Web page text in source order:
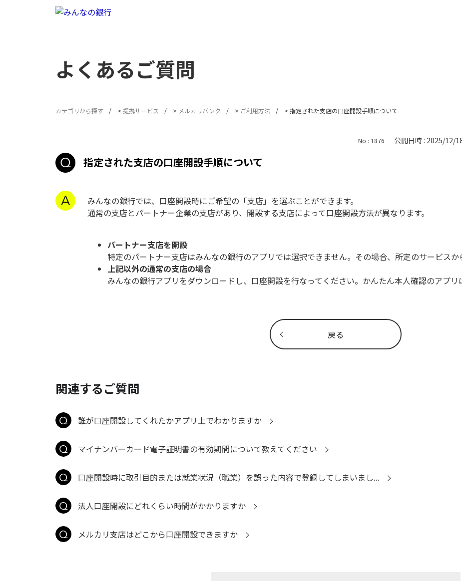
よくあるご質問
カテゴリから探す > 提携サービス > メルカリバンク > ご利用方法 > 指定された支店の口座開設手順について
戻る
No : 1876 公開日時 : 2025/12/
指定された支店の口座開設手順について
みんなの銀行では、口座開設時にご希望の「支店」を選ぶことができます。
通常の支店とパートナー企業の支店があり、開設する支店によって口座開設方法が異なります。
パートナー支店を開設
特定のパートナー支店はみんなの銀行のアプリでは選択できません。その場合、所定のサービスか
上記以外の通常の支店の場合
みんなの銀行アプリをダウンロードし、口座開設を行なってください。かんたん本人確認のアプリ
関連するご質問
誰が口座開設してくれたかアプリ上でわかりますか
マイナンバーカード電子証明書の有効期間について教えてください
口座開設時に取引目的または就業状況（職業）を誤った内容で登録してしまいまし...
法人口座開設にどれくらい時間がかかりますか
メルカリ支店はどこから口座開設できますか